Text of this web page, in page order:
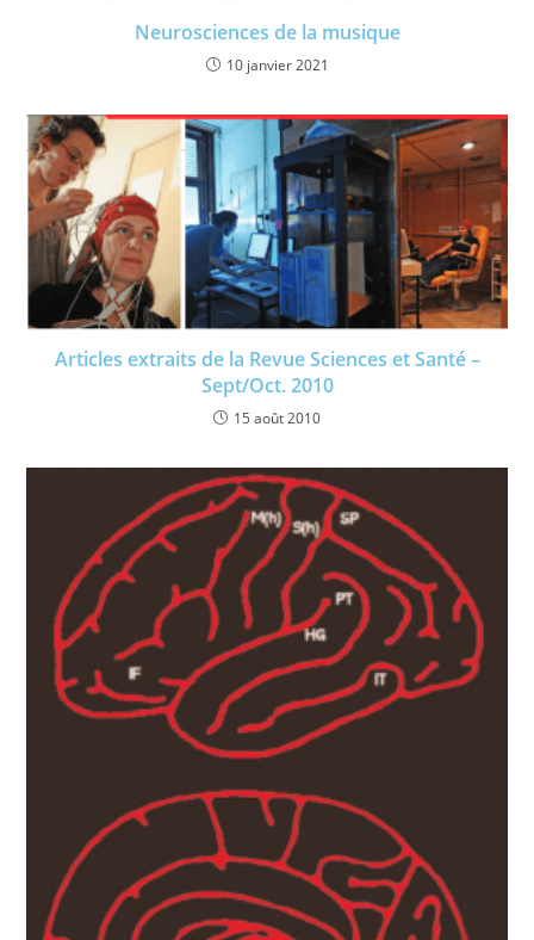
Neurosciences de la musique
10 janvier 2021
Articles extraits de la Revue Sciences et Santé –
Sept/Oct. 2010
15 août 2010